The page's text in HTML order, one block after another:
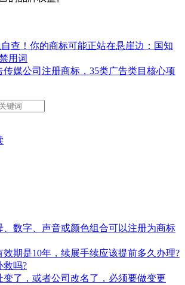
自查！你的商标可能正站在悬崖边：国知
用词
传媒公司注册商标，35类广告类目核心项
、数字、声音或颜色组合可以注册为商标
效期是10年，续展手续应该提前多久办理?
救吗?
变了，或者公司改名了，必须要做变更